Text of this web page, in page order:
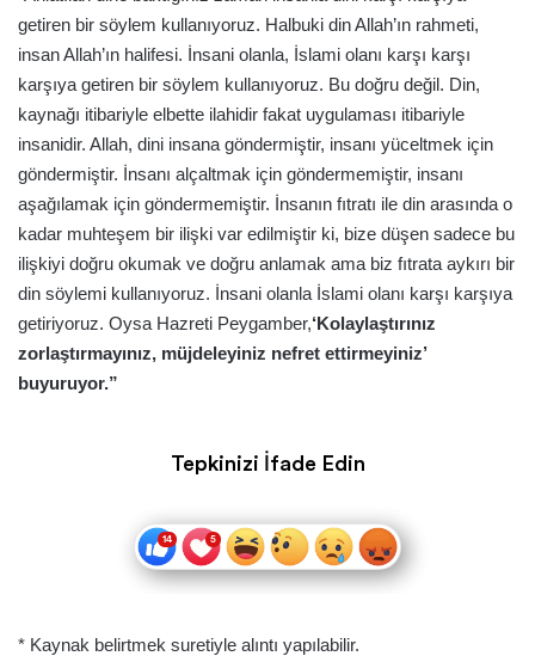
getiren bir söylem kullanıyoruz. Halbuki din Allah’ın rahmeti,
insan Allah’ın halifesi. İnsani olanla, İslami olanı karşı karşı
karşıya getiren bir söylem kullanıyoruz. Bu doğru değil. Din,
kaynağı itibariyle elbette ilahidir fakat uygulaması itibariyle
insanidir. Allah, dini insana göndermiştir, insanı yüceltmek için
göndermiştir. İnsanı alçaltmak için göndermemiştir, insanı
aşağılamak için göndermemiştir. İnsanın fıtratı ile din arasında o
kadar muhteşem bir ilişki var edilmiştir ki, bize düşen sadece bu
ilişkiyi doğru okumak ve doğru anlamak ama biz fıtrata aykırı bir
din söylemi kullanıyoruz. İnsani olanla İslami olanı karşı karşıya
getiriyoruz. Oysa Hazreti Peygamber,‘Kolaylaştırınız
zorlaştırmayınız, müjdeleyiniz nefret ettirmeyiniz’
buyuruyor.”
Tepkinizi İfade Edin
* Kaynak belirtmek suretiyle alıntı yapılabilir.